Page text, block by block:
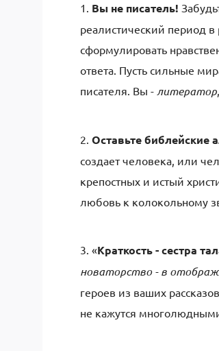
1. Вы не писатель!
реалистический период в
сформулировать
ответа. Пусть сильные
писателя. Вы - литератор
2. Оставьте библейские
создает человека, или
крепостных и истый
любовь к колокольному
3. «Краткость - сестра
новаторство - в
героев из ваших
не кажутся